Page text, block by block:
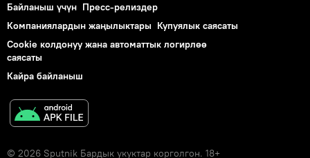
Байланыш үчүн Пресс-релиздер
Компаниялардын жаңылыктары Купуялык саясаты
Cookie колдонуу жана автоматтык логирлөө
саясаты
Кайра байланыш
© 2026 Sputnik Бардык укуктар корголгон. 18+